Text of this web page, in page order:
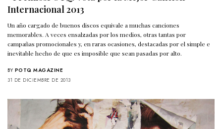
Internacional 2013
Un año cargado de buenos discos equivale a muchas canciones
memorables. A veces ensalzadas por los medios, otras tantas por
campañas promocionales y, en raras ocasiones, destacadas por el simple e
inevitable hecho de que es imposible que sean pasadas por alto.
BY POTQ MAGAZINE
31 DE DICIEMBRE DE 2013